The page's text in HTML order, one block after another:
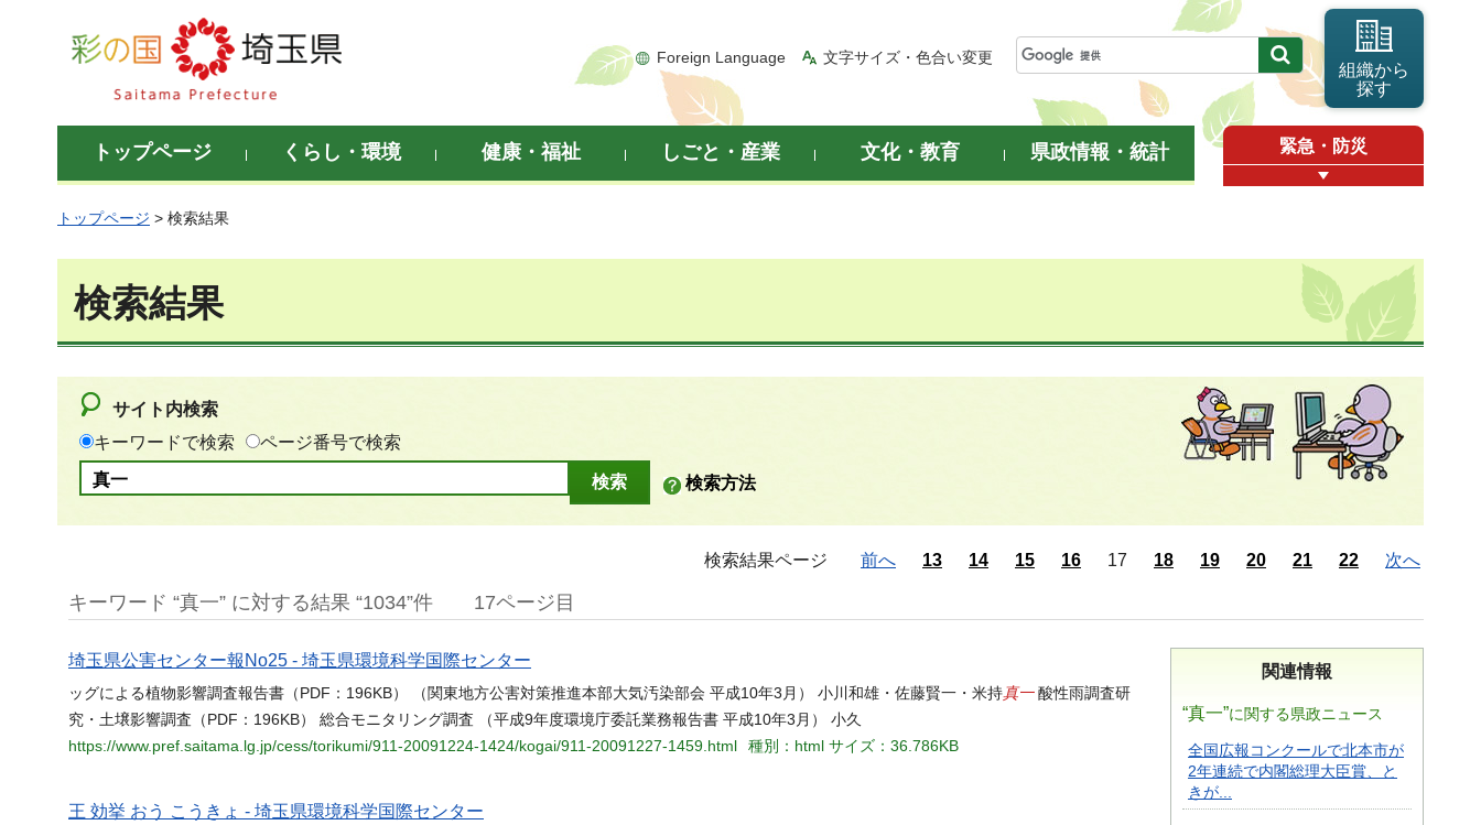
彩の国 埼玉県
Foreign Language 文字サイズ・色合い変更
組織から
探す
トップページ くらし・環境 健康・福祉 しごと・産業 文化・教育 県政情報・統計 緊急・防災
トップページ > 検索結果
検索結果
サイト内検索
キーワードで検索
ページ番号で検索
検索方法
検索結果ページ 前へ 13 14 15 16 17 18 19 20 21 22 次へ
キーワード “真一” に対する結果 “1034”件 17ページ目
関連情報
“真一”に関する県政ニュース
全国広報コンクールで北本市が
2年連続で内閣総理大臣賞、と
きが...
埼玉県公害センター報No25 - 埼玉県環境科学国際センター
ッグによる植物影響調査報告書（PDF：196KB） （関東地方公害対策推進本部大気汚染部会 平成10年3月） 小川和雄・佐藤賢一・米持真一酸性雨調査研
究・土壌影響調査（PDF：196KB） 総合モニタリング調査 （平成9年度環境庁委託業務報告書 平成10年3月） 小久
https://www.pref.saitama.lg.jp/cess/torikumi/911-20091224-1424/kogai/911-20091227-1459.html
種別：html サイズ：36.786KB
王 効挙 おう こうきょ - 埼玉県環境科学国際センター